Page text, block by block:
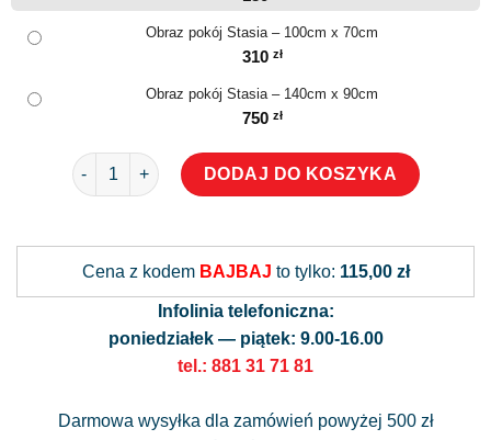
Obraz pokój Stasia – 100cm x 70cm
310 zł
Obraz pokój Stasia – 140cm x 90cm
750 zł
ilość Obraz pokój Stasia
DODAJ DO KOSZYKA
Cena z kodem BAJBAJ to tylko: 115,00 zł
Infolinia telefoniczna:
poniedziałek — piątek: 9.00-16.00
tel.: 881 31 71 81
Darmowa wysyłka dla zamówień powyżej 500 zł